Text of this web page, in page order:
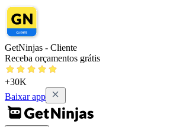
GetNinjas - Cliente
Receba orçamentos grátis
+30K
Baixar app